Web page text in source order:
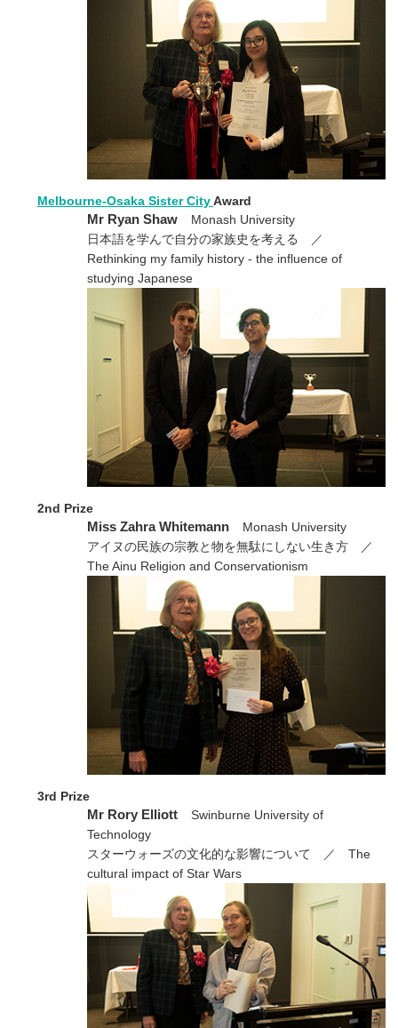
Melbourne-Osaka Sister CityAward
Mr Ryan Shaw
Monash University
日本語を学んで自分の家族史を考える ／
Rethinking my family history - the influence of
studying Japanese
2nd Prize
Miss Zahra Whitemann
Monash University
アイヌの民族の宗教と物を無駄にしない生き方 ／
The Ainu Religion and Conservationism
3rd Prize
Mr Rory Elliott
Swinburne University of
Technology
スターウォーズの文化的な影響について ／ The
cultural impact of Star Wars